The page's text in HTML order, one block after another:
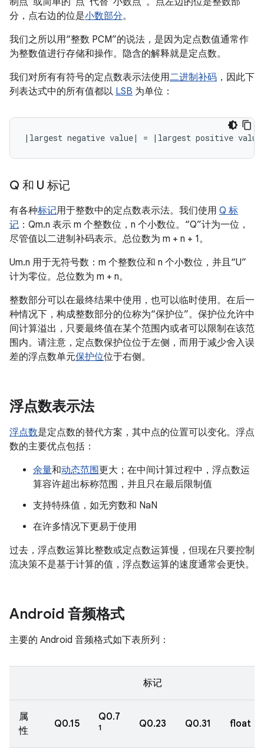
分，点右边的位是小数部分。
我们之所以用“整数 PCM”的说法，是因为定点数值通常作
为整数值进行存储和操作。 隐含的解释就是定点数。
我们对所有有符号的定点数表示法使用二进制补码 ，因此下
列表达式中的所有值都以 LSB 为单位：
Q 和 U 标记
有各种标记用于整数中的定点数表示法。我们使用 Q 标
记 ：Qm.n 表示 m 个整数位，n 个小数位。 “Q”计为一位，
尽管值以二进制补码表示。总位数为 m + n + 1。
Um.n 用于无符号数：m 个整数位和 n 个小数位，并且“U”
计为零位。 总位数为 m + n。
整数部分可以在最终结果中使用，也可以临时使用。在后一
种情况下，构成整数部分的位称为“保护位”。 保护位允许中
间计算溢出，只要最终值在某个范围内或者可以限制在该范
围内。请注意，定点数保护位位于左侧，而用于减少舍入误
差的浮点数单元保护位位于右侧。
浮点数表示法
浮点数是定点数的替代方案，其中点的位置可以变化。浮点
数的主要优点包括：
余量和动态范围更大；在中间计算过程中，浮点数运
算容许超出标称范围，并且只在最后限制值
支持特殊值，如无穷数和 NaN
在许多情况下更易于使用
过去，浮点数运算比整数或定点数运算慢，但现在只要控制
流决策不是基于计算的值，浮点数运算的速度通常会更快。
Android 音频格式
主要的 Android 音频格式如下表所列：
标记
属
性
Q0.15
Q0.7
1 Q0.23 Q0.31 float